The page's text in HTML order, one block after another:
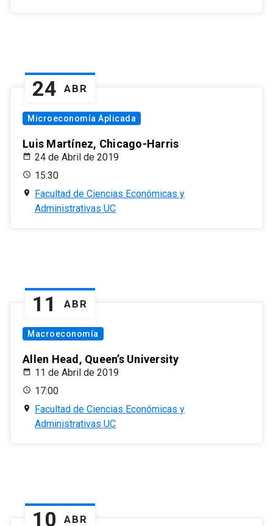
24 ABR
Microeconomía Aplicada
Luis Martínez, Chicago-Harris
24 de Abril de 2019
15:30
Facultad de Ciencias Económicas y
Administrativas UC
11 ABR
Macroeconomía
Allen Head, Queen’s University
11 de Abril de 2019
17:00
Facultad de Ciencias Económicas y
Administrativas UC
10 ABR